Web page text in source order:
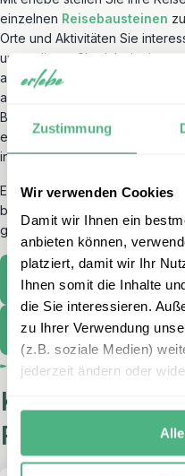
Zustimmung
Wir verwenden Cookies
Damit wir Ihnen ein
anbieten können,
platziert, damit wir Ihr
Ihnen somit die Inhalte
die Sie interessieren.
zu Ihrer Verwendung
(z.B. soziale Medien)
jederzeit ändern oder
einzelnen Reisebausteinen
Orte und Aktivitäten Sie
unterstützen Sie dabei, eine
auszuarbeiten. Ob eine Fahrt
abendliche Hafenrundfahrt in
Barrier Reef oder eine Nacht
einzelne Erlebnisse ganz
individuellen Rundreise.
Entdecken Sie auch unsere
bei denen wir bereits die
gebracht haben. Wir freuen
Rundreisen entdecken
Reisebausteine
Kontaktieren